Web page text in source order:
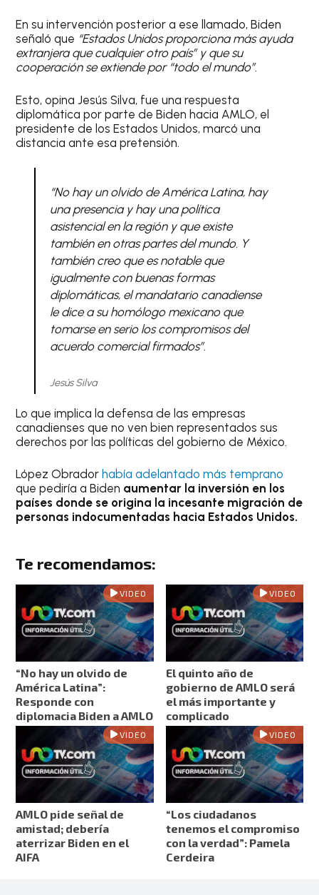
En su intervención posterior a ese llamado, Biden
señaló que “Estados Unidos proporciona más ayuda
extranjera que cualquier otro país” y que su
cooperación se extiende por “todo el mundo”.
Esto, opina Jesús Silva, fue una respuesta
diplomática por parte de Biden hacia AMLO, el
presidente de los Estados Unidos, marcó una
distancia ante esa pretensión.
“No hay un olvido de América Latina, hay
una presencia y hay una política
asistencial en la región y que existe
también en otras partes del mundo. Y
también creo que es notable que
igualmente con buenas formas
diplomáticas, el mandatario canadiense
le dice a su homólogo mexicano que
tomarse en serio los compromisos del
acuerdo comercial firmados”.
Jesús Silva
Lo que implica la defensa de las empresas
canadienses que no ven bien representados sus
derechos por las políticas del gobierno de México.
López Obrador había adelantado más temprano
que pediría a Biden aumentar la inversión en los
países donde se origina la incesante migración de
personas indocumentadas hacia Estados Unidos.
Te recomendamos:
VIDEO
“No hay un olvido de
América Latina”:
Responde con
diplomacia Biden a AMLO
VIDEO
El quinto año de
gobierno de AMLO será
el más importante y
complicado
VIDEO
AMLO pide señal de
amistad; debería
aterrizar Biden en el
AIFA
VIDEO
“Los ciudadanos
tenemos el compromiso
con la verdad”: Pamela
Cerdeira